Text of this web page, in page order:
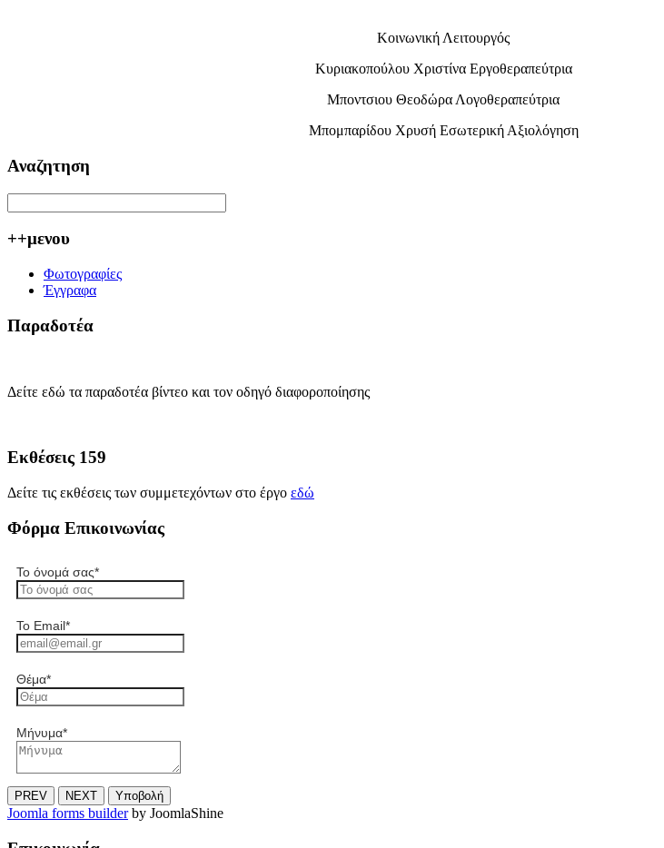
Κοινωνική Λειτουργός
Κυριακοπούλου Χριστίνα Εργοθεραπεύτρια
Μποντσιου Θεοδώρα Λογοθεραπεύτρια
Μπομπαρίδου Χρυσή Εσωτερική Αξιολόγηση
Αναζητηση
++μενου
Φωτογραφίες
Έγγραφα
Παραδοτέα
Δείτε εδώ τα παραδοτέα βίντεο και τον οδηγό διαφοροποίησης
Εκθέσεις 159
Δείτε τις εκθέσεις των συμμετεχόντων στο έργο εδώ
Φόρμα Επικοινωνίας
Το όνομά σας*
Το Email*
Θέμα*
Μήνυμα*
PREV NEXT Υποβολή
Joomla forms builderby JoomlaShine